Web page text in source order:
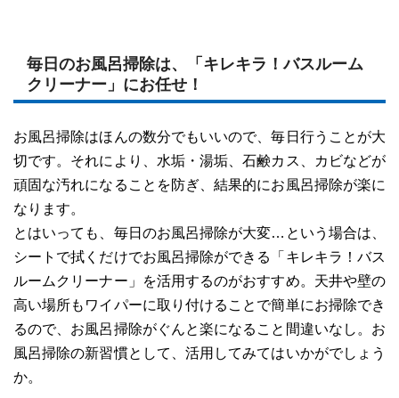
毎日のお風呂掃除は、「キレキラ！バスルーム
クリーナー」にお任せ！
お風呂掃除はほんの数分でもいいので、毎日行うことが大
切です。それにより、水垢・湯垢、石鹸カス、カビなどが
頑固な汚れになることを防ぎ、結果的にお風呂掃除が楽に
なります。
とはいっても、毎日のお風呂掃除が大変…という場合は、
シートで拭くだけでお風呂掃除ができる「キレキラ！バス
ルームクリーナー」を活用するのがおすすめ。天井や壁の
高い場所もワイパーに取り付けることで簡単にお掃除でき
るので、お風呂掃除がぐんと楽になること間違いなし。お
風呂掃除の新習慣として、活用してみてはいかがでしょう
か。